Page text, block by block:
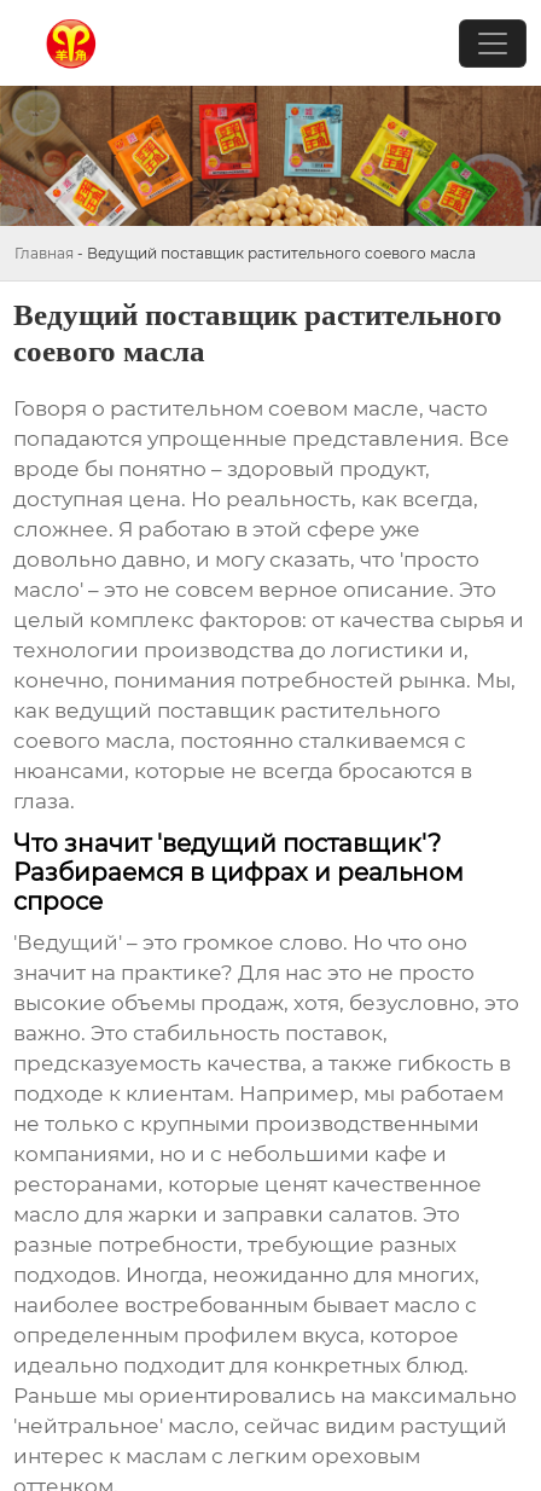
Главная - Ведущий поставщик растительного соевого масла
Ведущий поставщик растительного
соевого масла
Говоря о растительном соевом масле, часто
попадаются упрощенные представления. Все
вроде бы понятно – здоровый продукт,
доступная цена. Но реальность, как всегда,
сложнее. Я работаю в этой сфере уже
довольно давно, и могу сказать, что 'просто
масло' – это не совсем верное описание. Это
целый комплекс факторов: от качества сырья и
технологии производства до логистики и,
конечно, понимания потребностей рынка. Мы,
как ведущий поставщик растительного
соевого масла, постоянно сталкиваемся с
нюансами, которые не всегда бросаются в
глаза.
Что значит 'ведущий поставщик'?
Разбираемся в цифрах и реальном
спросе
'Ведущий' – это громкое слово. Но что оно
значит на практике? Для нас это не просто
высокие объемы продаж, хотя, безусловно, это
важно. Это стабильность поставок,
предсказуемость качества, а также гибкость в
подходе к клиентам. Например, мы работаем
не только с крупными производственными
компаниями, но и с небольшими кафе и
ресторанами, которые ценят качественное
масло для жарки и заправки салатов. Это
разные потребности, требующие разных
подходов. Иногда, неожиданно для многих,
наиболее востребованным бывает масло с
определенным профилем вкуса, которое
идеально подходит для конкретных блюд.
Раньше мы ориентировались на максимально
'нейтральное' масло, сейчас видим растущий
интерес к маслам с легким ореховым